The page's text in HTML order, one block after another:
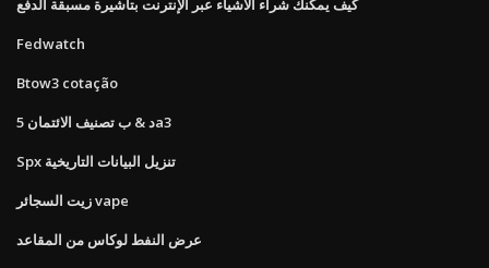
كيف يمكنك شراء الأشياء عبر الإنترنت بتأشيرة مسبقة الدفع
Fedwatch
Btow3 cotação
د & ب تصنيف الائتمان 5a3
Spx تنزيل البيانات التاريخية
زيت السجائر vape
عرض النفط لوكاس من المقاعد